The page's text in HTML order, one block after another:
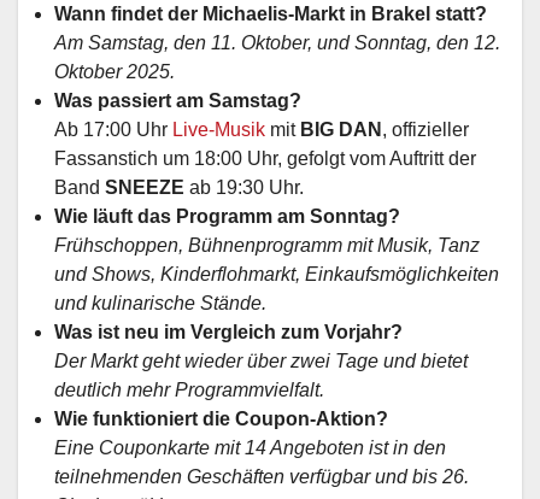
Wann findet der Michaelis-Markt in Brakel statt?
Am Samstag, den 11. Oktober, und Sonntag, den 12.
Oktober 2025.
Was passiert am Samstag?
Ab 17:00 Uhr Live-Musik mit BIG DAN , offizieller
Fassanstich um 18:00 Uhr, gefolgt vom Auftritt der
Band SNEEZE ab 19:30 Uhr.
Wie läuft das Programm am Sonntag?
Frühschoppen, Bühnenprogramm mit Musik, Tanz
und Shows, Kinderflohmarkt, Einkaufsmöglichkeiten
und kulinarische Stände.
Was ist neu im Vergleich zum Vorjahr?
Der Markt geht wieder über zwei Tage und bietet
deutlich mehr Programmvielfalt.
Wie funktioniert die Coupon-Aktion?
Eine Couponkarte mit 14 Angeboten ist in den
teilnehmenden Geschäften verfügbar und bis 26.